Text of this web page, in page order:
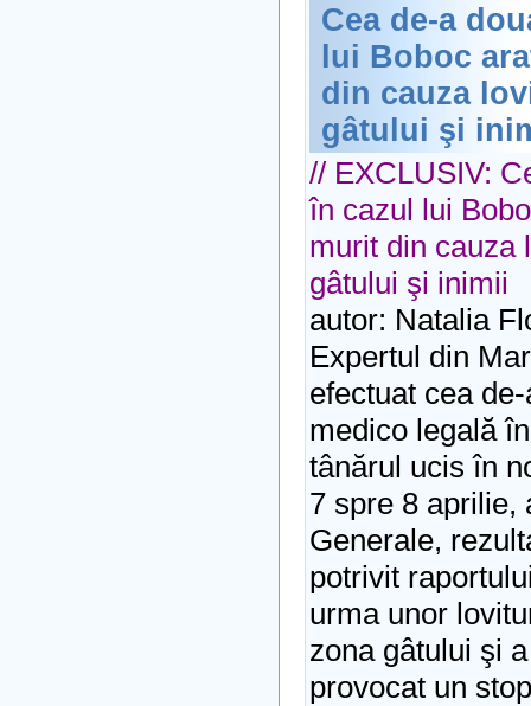
Cea de-a
lui Boboc
din cauza
gâtului şi
// EXCLUSIV:
în cazul lui
murit din cauza
gâtului şi inimii
autor: Natalia
Expertul din
efectuat cea
medico legală
tânărul ucis în
7 spre 8 aprilie,
Generale,
potrivit
urma unor
zona gâtului şi
provocat un